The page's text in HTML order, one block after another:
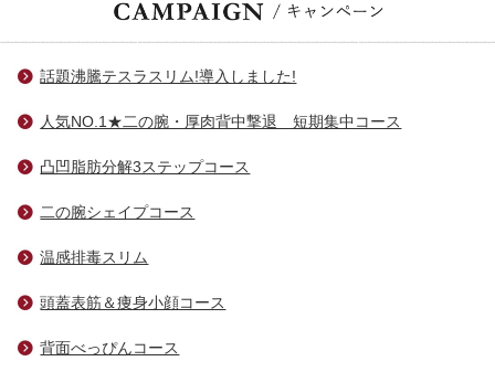
話題沸騰テスラスリム!導入しました!
人気NO.1★二の腕・厚肉背中撃退 短期集中コース
凸凹脂肪分解3ステップコース
二の腕シェイプコース
温感排毒スリム
頭蓋表筋＆痩身小顔コース
背面べっぴんコース